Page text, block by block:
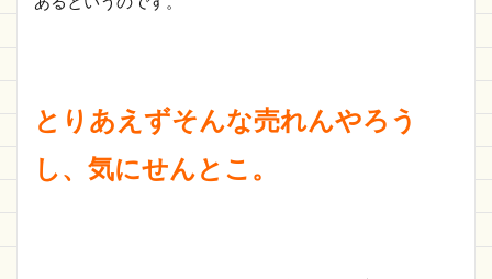
とりあえずそんな売れんやろう
し、気にせんとこ。